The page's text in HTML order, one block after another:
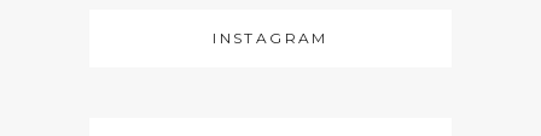
INSTAGRAM